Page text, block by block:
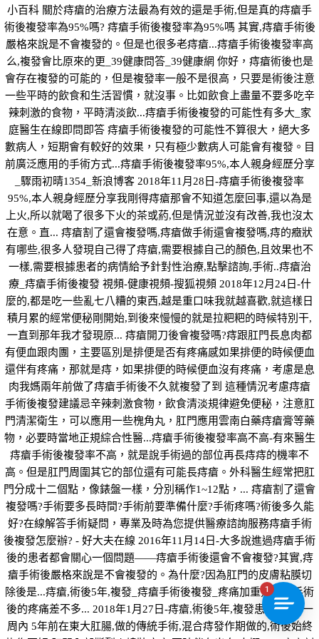
小百科 關於痔瘡的治療方法最為有效的還是手術,但是真的痔瘡手
術後複發率為95%嗎? 痔瘡手術後複發率為95%嗎 其實,痔瘡手術後
嚴格來說是不會複發的。但是也很多老痔瘡...痔瘡手術後複發率高
么,複發會比原來的更_39健康問答_39健康網 你好，痔瘡術後也是
會存在複發的可能的，但是複發率一般不是很高，只要是術後注意
一些平時的飲食和生活習慣，就沒事。比如飲食上盡量不要多吃辛
辣刺激的食物，平時清淡飲...痔瘡手術後複發的可能性有多大_家
庭醫生在線即問即答 痔瘡手術後複發的可能性不算很大，絕大多
數病人，短期會有較好的效果，只有極少數病人可能會有複發。目
前廣泛應用的手術方式...痔瘡手術後複發率95%,本人親身經歷分享
_驟雨初晴1354_新浪博客 2018年11月28日-痔瘡手術後複發率
95%,本人親身經歷分享我剛得痔瘡那會不知道怎麼回事,還以為是
上火,所以就喝了很多下火的茶或葯,但是情況並沒有改善,我也沒太
在意。直... 痔瘡割了還會複發嗎,痔瘡做手術還會複發嗎,痔的癥狀
有哪些,很多人發現自己得了痔瘡,需要根據自己的顏色,且效果也不
一樣,需要根據患者的病情給予針對性治療,點擊諮詢,手術..痔瘡治
療_痔瘡手術後複發 視頻-健康視頻-搜狐視頻 2018年12月24日-什
麼的,都是吃一些亂七八糟的東西,越是重口味我就越喜歡,就這樣日
積月累的經常便秘剛開始,到後來慢慢的就是拉粑粑的時候特別干,
一直到那年我才發現原... 痔瘡開刀後會複發嗎?痔跟肛門長息肉都
有便血跟肉團，主要區別是排便是否有疼痛感如果排便的時候便血
還伴有疼痛，那就是痔，如果排便的時候便血沒有疼痛，考慮是息
肉我媽兩年前做了痔瘡手術後不久就複發了到 這種情況考慮痔瘡
手術後複發建議忌辛辣刺激食物，飲食清淡規律避免便秘，注意肛
門清潔衛生，可以應用一些槐角丸，肛門應用雲南白藥痔瘡膏等藥
物，必要時當地正規綜合性醫...痔瘡手術後複發率高不高-有來醫生
痔瘡手術後複發率不高，就是說手術過的部位再長痔痔的機率不
高。但是肛門周圍其它的部位還有可能長痔瘡。外科醫生經常把肛
門分成十二個點，像錶盤一樣，分別稱作1~12點，... 痔瘡割了還會
複發嗎?手術要多長時間?手術前要準備什麼?手術疼嗎?術後多久能
好?在線解答手術疑問，專業及時為您提供醫療諮詢服務痔瘡手術
後複發怎麼辦? - 好大夫在線 2016年11月14日-大多說進過痔瘡手術
後的患者都會關心一個問題——痔瘡手術後還會不會複發?其實,痔
瘡手術後嚴格來說是不會複發的。為什麼?因為肛門的皮膚粘膜切
除後是...痔瘡,術後5年,複發_痔瘡手術後複發_疼痛加重幾乎和手術
後的疼痛差不多... 2018年1月27日-痔瘡,術後5年,複發患病多久: 一
周內 5年前在東大肛腸,做的傳統手術,混合痔發作期做的,術後始終
1